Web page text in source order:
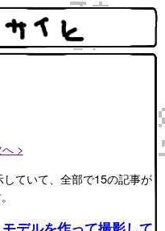
>
ていて、全部で15の記事が